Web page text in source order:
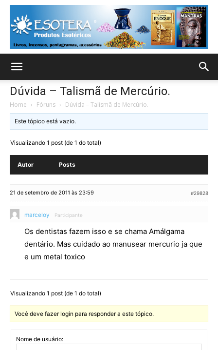
Dúvida – Talismã de Mercúrio.
Home › Fóruns › Dúvida – Talismã de Mercúrio.
Este tópico está vazio.
Visualizando 1 post (de 1 do total)
Autor Posts
21 de setembro de 2011 às 23:59 #29828
marceloy Participante
Os dentistas fazem isso e se chama Amálgama
dentário. Mas cuidado ao manusear mercurio ja que
e um metal toxico
Visualizando 1 post (de 1 do total)
Você deve fazer login para responder a este tópico.
Nome de usuário: